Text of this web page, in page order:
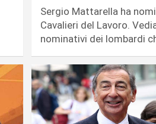
Sergio Mattarella ha
Cavalieri del Lavoro.
nominativi dei lombardi